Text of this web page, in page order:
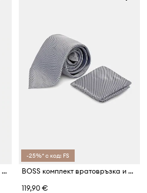
Вратовръзка с коприна Calvin Klein
-25%* с код: FS
BOSS комплект вратовръзка и джобна кърпичка мъжки с коприна H-SET
119,90 €